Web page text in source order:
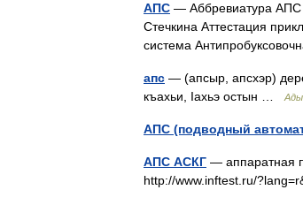
АПС — Аббревиатура АПС
Стечкина Аттестация
система
апс — (апсыр, апсхэр)
къахьи, Iахьэ остын …
АПС (подводный
АПС АСКГ — аппаратная
http://www.inftest.ru/